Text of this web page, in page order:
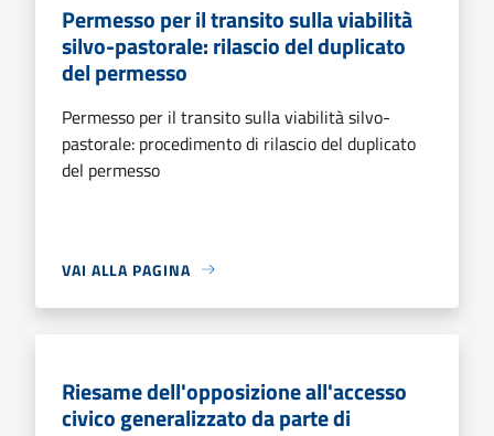
Permesso per il transito sulla viabilità
silvo-pastorale: rilascio del duplicato
del permesso
Permesso per il transito sulla viabilità silvo-
pastorale: procedimento di rilascio del duplicato
del permesso
VAI ALLA PAGINA
Riesame dell'opposizione all'accesso
civico generalizzato da parte di